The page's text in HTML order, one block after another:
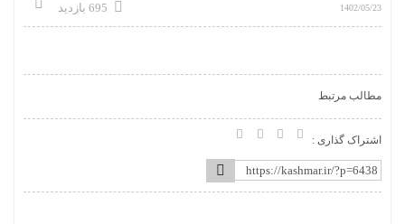
1402/05/23 695 بازدید
مطالب مرتبط
اشتراک گذاری :